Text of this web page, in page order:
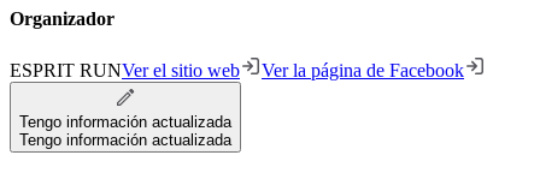
Organizador
ESPRIT RUNVer el sitio web Ver la página de Facebook
Tengo información actualizada
Tengo información actualizada